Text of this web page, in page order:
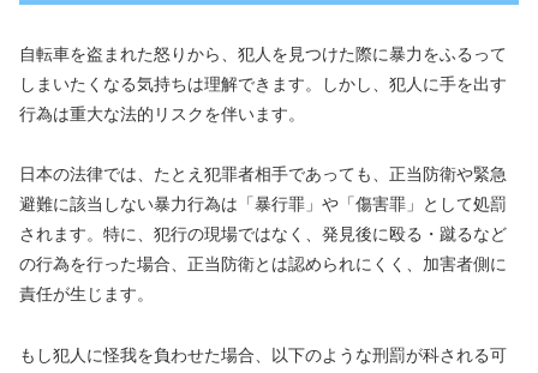
自転車を盗まれた怒りから、犯人を見つけた際に暴力をふるって
しまいたくなる気持ちは理解できます。しかし、犯人に手を出す
行為は重大な法的リスクを伴います。
日本の法律では、たとえ犯罪者相手であっても、正当防衛や緊急
避難に該当しない暴力行為は「暴行罪」や「傷害罪」として処罰
されます。特に、犯行の現場ではなく、発見後に殴る・蹴るなど
の行為を行った場合、正当防衛とは認められにくく、加害者側に
責任が生じます。
もし犯人に怪我を負わせた場合、以下のような刑罰が科される可